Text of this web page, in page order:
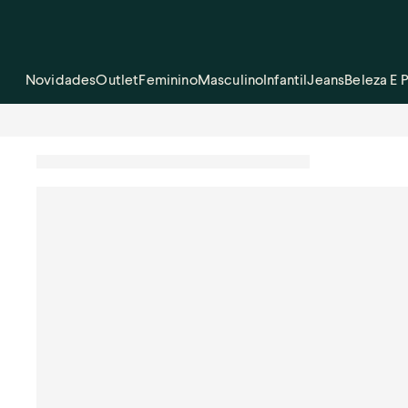
NovidadesOutletFemininoMasculinoInfantilJeansBeleza E